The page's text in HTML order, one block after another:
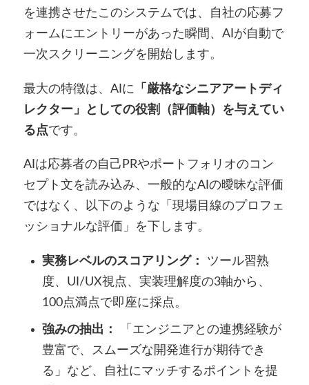
を連携させたこのシステムでは、自社の応募フ
ォームにエントリーがあった瞬間、AIが自動で
一次スクリーニングを開始します。
最大の特徴は、AIに 「厳格なシニアアートディ
レクター」としての役割（評価軸）を与えてい
る点です。
AIは応募者の自己PRやポートフォリオのコン
セプト文を読み込み、一般的なAIの曖昧な評価
ではなく、以下のような「現場目線のプロフェ
ッショナルな評価」を下します。
実務レベルのスコアリング：
ツール習熟
度、UI/UX視点、実装理解度の3軸から、
100点満点で即座に採点。
強みの抽出：
「エンジニアとの連携経験が
豊富で、スムーズな開発進行が期待でき
る」など、自社にマッチするポイントを提